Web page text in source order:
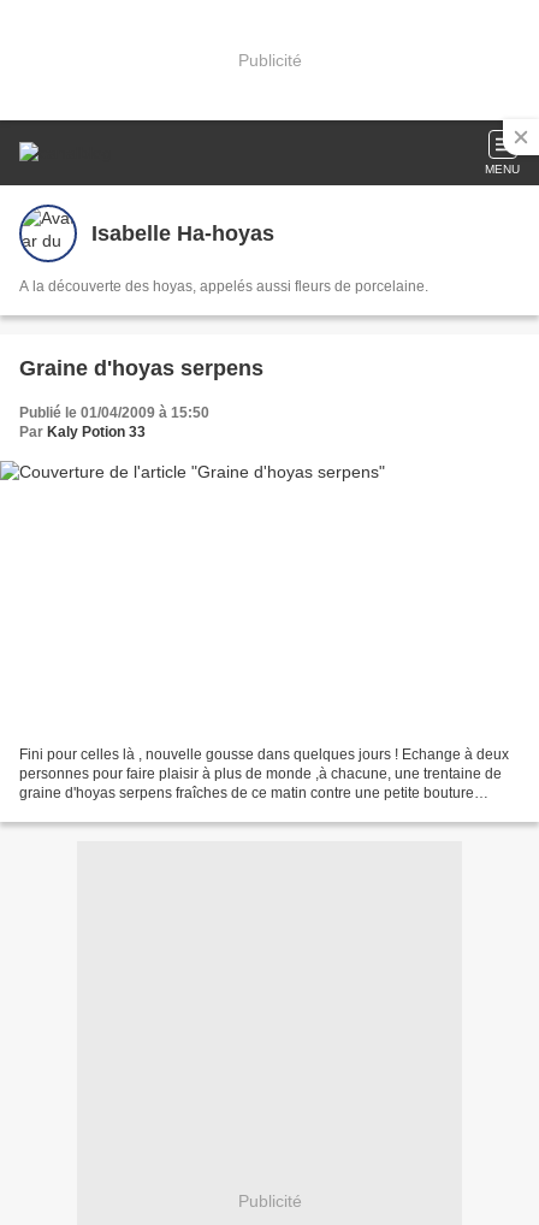
Publicité
MENU
Isabelle Ha-hoyas
A la découverte des hoyas, appelés aussi fleurs de porcelaine.
Graine d'hoyas serpens
Publié le 01/04/2009 à 15:50
Par Kaly Potion 33
Fini pour celles là , nouvelle gousse dans quelques jours ! Echange à deux
personnes pour faire plaisir à plus de monde ,à chacune, une trentaine de
graine d'hoyas serpens fraîches de ce matin contre une petite bouture
Publicité